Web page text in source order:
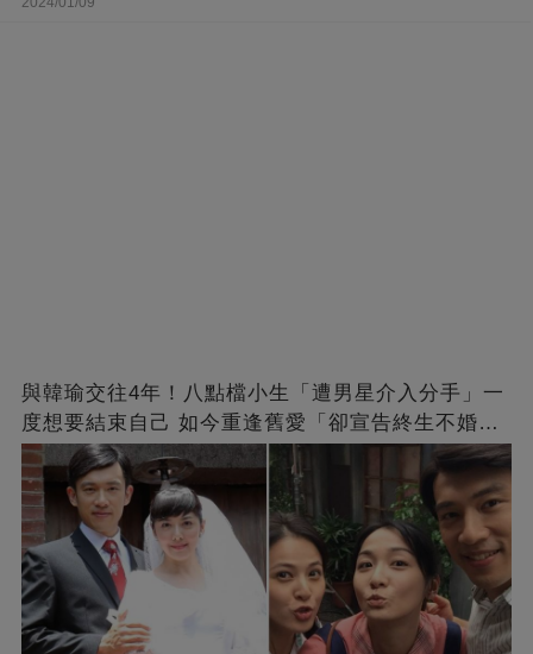
與韓瑜交往4年！八點檔小生「遭男星介入分手」一
度想要結束自己 如今重逢舊愛「卻宣告終生不婚」
原因曝光